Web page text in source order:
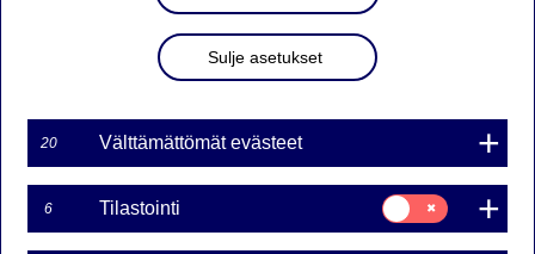
Sulje asetukset
20 Välttämättömät evästeet
6 Tilastointi
Suostumusvalinta:
Tilastointi